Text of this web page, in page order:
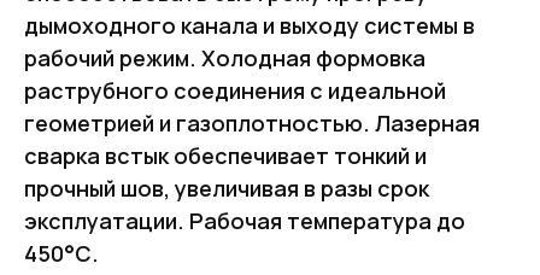
дымоходного канала и выходу системы в
рабочий режим. Холодная формовка
раструбного соединения с идеальной
геометрией и газоплотностью. Лазерная
сварка встык обеспечивает тонкий и
прочный шов, увеличивая в разы срок
эксплуатации. Рабочая температура до
450°С.